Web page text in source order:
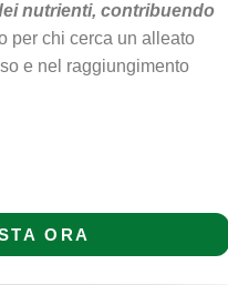
nutrienti, contribuendo
per chi cerca un alleato
e nel raggiungimento
ORA